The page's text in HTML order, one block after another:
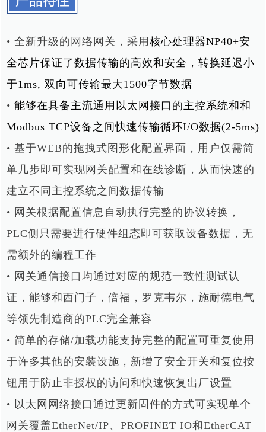
• 全新升级的网络网关，采用 核心处理器NP40+安
全芯片保证了数据传输的高效和安全，转换延迟小
于1ms, 双向可传输最大1500字节数据
• 能够在具备主流通用以太网接口的主控系统和和
Modbus TCP设备之间快速传输循环I/O数据(2-5ms)
• 基于WEB的拖拽式图形化配置界面，用户仅需简
单几步即可实现网关配置和在线诊断，从而快速的
建立不同主控系统之间数据传输
• 网关根据配置信息自动执行完整的协议转换，
PLC侧只需要进行硬件组态即可获取设备数据，无
需额外的编程工作
• 网关通信接口均通过对应的规范一致性测试认
证，能够和西门子，倍福，罗克韦尔，施耐德电气
等领先制造商的PLC完全兼容
• 简单的存储/加载功能支持完整的配置可重复使用
于许多其他的安装设施，新增了安全开关和复位按
钮用于 防止非授权的访问和快速恢复出厂设置
• 以太网网络接口通过更新固件的方式可实现单个
网关覆盖EtherNet/IP、PROFINET IO和EtherCAT